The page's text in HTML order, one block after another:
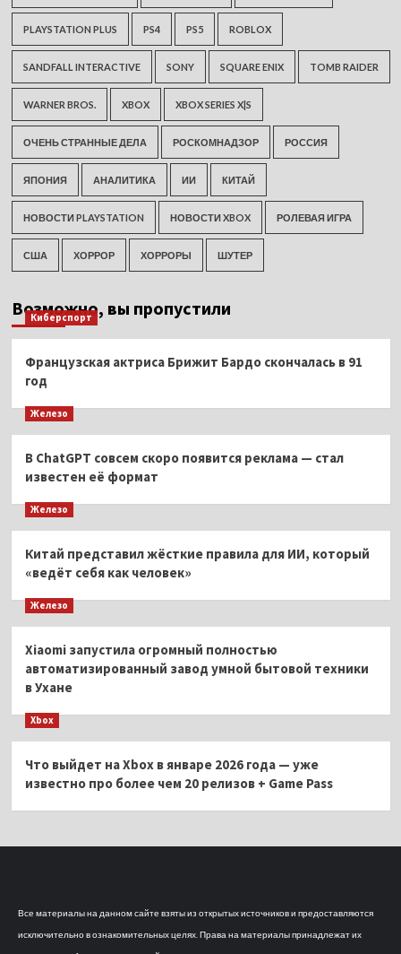
PLAYSTATION PLUS PS4 PS5 ROBLOX
SANDFALL INTERACTIVE SONY SQUARE ENIX TOMB RAIDER
WARNER BROS. XBOX XBOX SERIES X|S
ОЧЕНЬ СТРАННЫЕ ДЕЛА РОСКОМНАДЗОР РОССИЯ
ЯПОНИЯ АНАЛИТИКА ИИ КИТАЙ
НОВОСТИ PLAYSTATION НОВОСТИ XBOX РОЛЕВАЯ ИГРА
США ХОРРОР ХОРРОРЫ ШУТЕР
Возможно, вы пропустили
Киберспорт
Французская актриса Брижит Бардо скончалась в 91
год
Железо
В ChatGPT совсем скоро появится реклама — стал
известен её формат
Железо
Китай представил жёсткие правила для ИИ, который
«ведёт себя как человек»
Железо
Xiaomi запустила огромный полностью
автоматизированный завод умной бытовой техники
в Ухане
Xbox
Что выйдет на Xbox в январе 2026 года — уже
известно про более чем 20 релизов + Game Pass
Все материалы на данном сайте взяты из открытых источников и предоставляются
исключительно в ознакомительных целях. Права на материалы принадлежат их